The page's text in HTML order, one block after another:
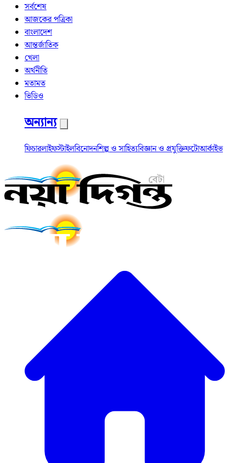
সর্বশেষ
আজকের পত্রিকা
বাংলাদেশ
আন্তর্জাতিক
খেলা
অর্থনীতি
মতামত
ভিডিও
অন্যান্য
ফিচারলাইফস্টাইলবিনোদনশিল্প ও সাহিত্যবিজ্ঞান ও প্রযুক্তিফটোআর্কাইভ